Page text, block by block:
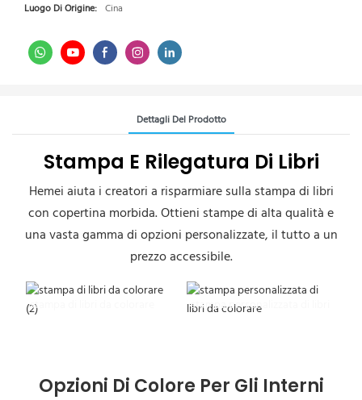
Luogo Di Origine: Cina
Dettagli Del Prodotto
Stampa E Rilegatura Di Libri
Hemei aiuta i creatori a risparmiare sulla stampa di libri
con copertina morbida. Ottieni stampe di alta qualità e
una vasta gamma di opzioni personalizzate, il tutto a un
prezzo accessibile.
stampa di libri da colorare
stampa personalizzata di libri
Opzioni Di Colore Per Gli Interni